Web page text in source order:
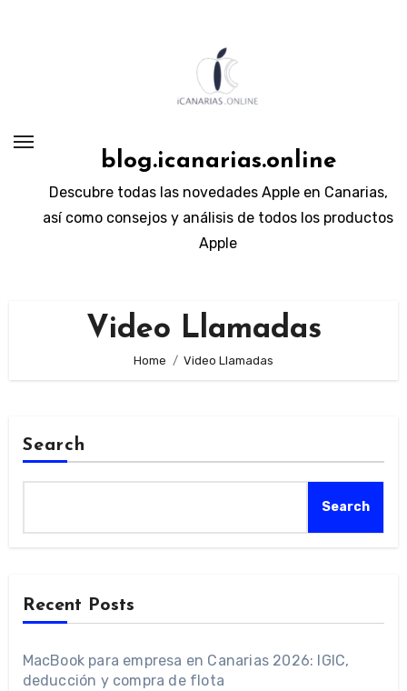
blog.icanarias.online
Descubre todas las novedades Apple en Canarias,
así como consejos y análisis de todos los productos
Apple
Video Llamadas
Home Video Llamadas
Search
Search
Recent Posts
MacBook para empresa en Canarias 2026: IGIC,
deducción y compra de flota